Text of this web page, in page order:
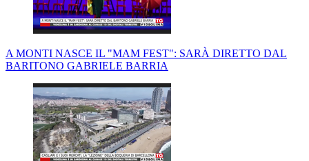
A MONTI NASCE IL "MAM FEST": SARÀ DIRETTO DAL
BARITONO GABRIELE BARRIA